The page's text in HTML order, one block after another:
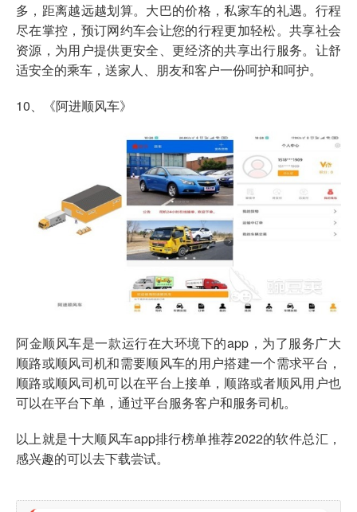
多，距离越远越划算。大巴的价格，私家车的礼遇。行程
尽在掌控，预订网约车会让您的行程更加轻松。共享社会
资源，为用户提供更安全、更经济的共享出行服务。让舒
适安全的乘车，送家人、朋友和客户一份呵护和呵护。
10、《阿进顺风车》
阿金顺风车是一款运行在大环境下的app，为了服务广大
顺路或顺风司机和需要顺风车的用户搭建一个需求平台，
顺路或顺风司机可以在平台上接单，顺路或者顺风用户也
可以在平台下单，通过平台服务客户和服务司机。
以上就是十大顺风车app排行榜单推荐2022的软件总汇，
感兴趣的可以去下载尝试。